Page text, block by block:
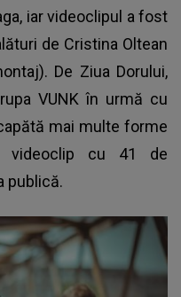
iar videoclipul a fost
de Cristina Oltean
De Ziua Dorului,
VUNK în urmă cu
mai multe forme
videoclip cu 41 de
publică.